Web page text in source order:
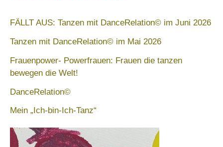
e
a
c
FÄLLT AUS: Tanzen mit DanceRelation© im Juni 2026
Tanzen mit DanceRelation© im Mai 2026
Frauenpower- Powerfrauen: Frauen die tanzen
bewegen die Welt!
DanceRelation©
Mein „Ich-bin-Ich-Tanz“